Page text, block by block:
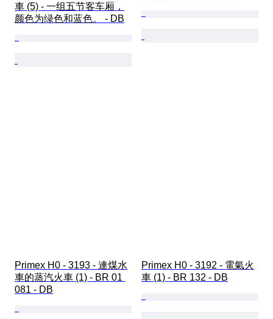
車 (5) - 一组五节客车厢，
颜色为绿色和蓝色。 - DB
Primex H0 - 3193 - 連煤水
車的蒸汽火車 (1) - BR 01
081 - DB
Primex H0 - 3192 - 電氣火
車 (1) - BR 132 - DB